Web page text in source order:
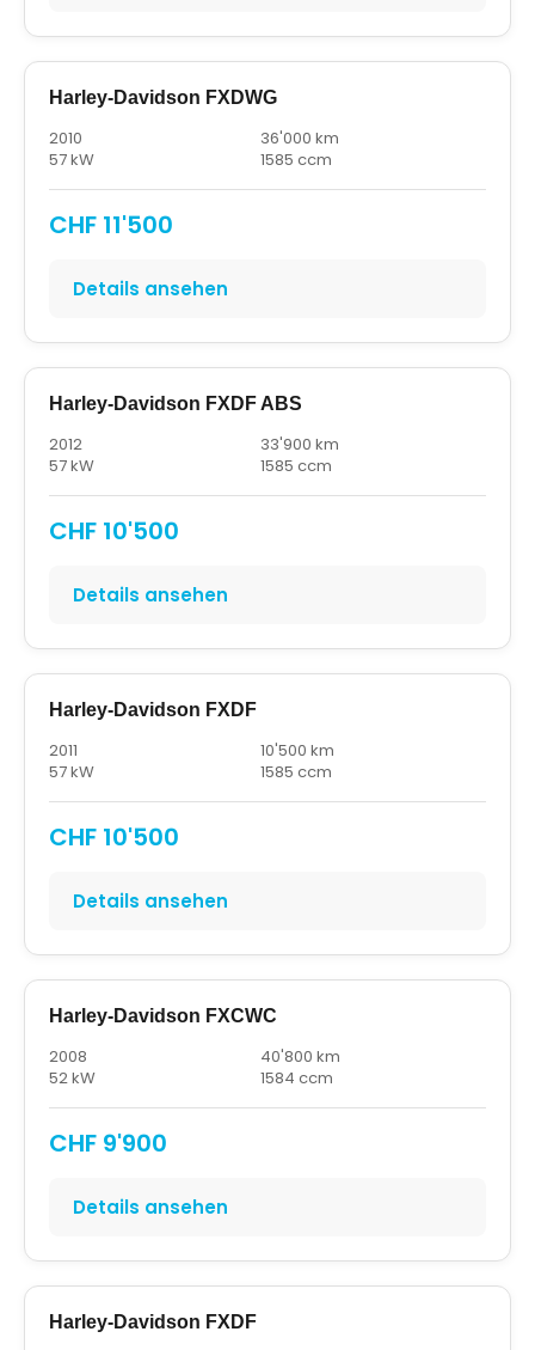
Harley-Davidson FXDWG
2010
36'000 km
57 kW
1585 ccm
CHF 11'500
Details ansehen
Harley-Davidson FXDF ABS
2012
33'900 km
57 kW
1585 ccm
CHF 10'500
Details ansehen
Harley-Davidson FXDF
2011
10'500 km
57 kW
1585 ccm
CHF 10'500
Details ansehen
Harley-Davidson FXCWC
2008
40'800 km
52 kW
1584 ccm
CHF 9'900
Details ansehen
Harley-Davidson FXDF